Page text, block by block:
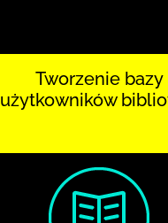
Tworzenie bazy
użytkowników